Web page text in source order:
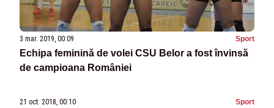
3 mar. 2019, 00:09 Sport
Echipa feminină de volei CSU Belor a fost învinsă
de campioana României
21 oct. 2018, 00:10 Sport